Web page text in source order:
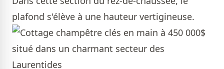
plafond s'élève à une hauteur vertigineuse.